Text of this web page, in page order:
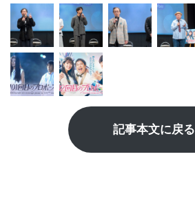
記事本文に戻る